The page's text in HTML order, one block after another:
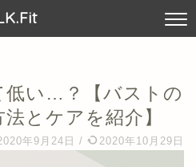
低い…？【バストの
とケアを紹介】
年9月24日 / 2020年10月29日